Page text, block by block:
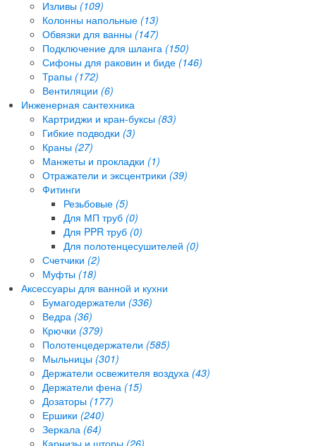
Изливы (109)
Колонны напольные (13)
Обвязки для ванны (147)
Подключение для шланга (150)
Сифоны для раковин и биде (146)
Трапы (172)
Вентиляции (6)
Инженерная сантехника
Картриджи и кран-буксы (83)
Гибкие подводки (3)
Краны (27)
Манжеты и прокладки (1)
Отражатели и эксцентрики (39)
Фитинги
Резьбовые (5)
Для МП труб (0)
Для PPR труб (0)
Для полотенцесушителей (0)
Счетчики (2)
Муфты (18)
Аксессуары для ванной и кухни
Бумагодержатели (336)
Ведра (36)
Крючки (379)
Полотенцедержатели (585)
Мыльницы (301)
Держатели освежителя воздуха (43)
Держатели фена (15)
Дозаторы (177)
Ершики (240)
Зеркала (64)
Карнизы и шторы (26)